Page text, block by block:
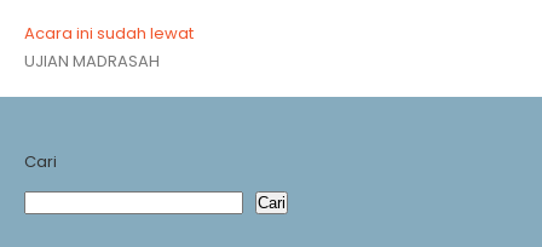
Acara ini sudah lewat
UJIAN MADRASAH
Cari
Cari